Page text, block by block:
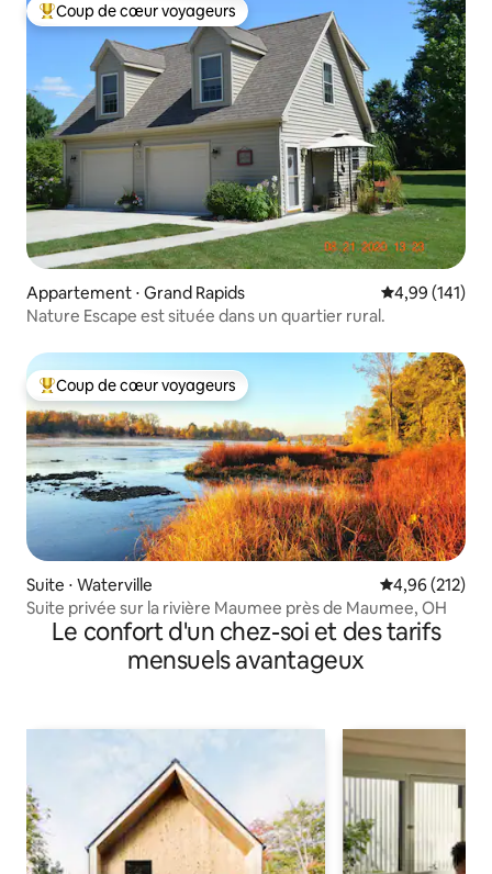
Coups de cœur voyageurs les plus appréciés
Coup de cœur voyageurs
Appartement ⋅ Grand Rapids Évaluation
4,99 (141)
Nature Escape est située dans un quartier rural.
Coups de cœur voyageurs les plus appréciés
Coup de cœur voyageurs
Suite ⋅ Waterville Évaluation
4,96 (212)
Suite privée sur la rivière Maumee près de Maumee, OH
Le confort d'un chez-soi et des tarifs
mensuels avantageux